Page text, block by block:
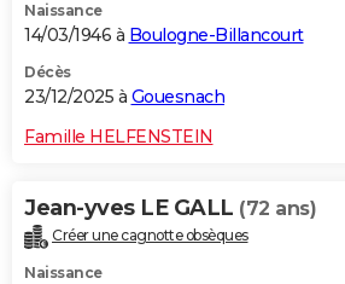
Naissance
14/03/1946 à Boulogne-Billancourt
Décès
23/12/2025 à Gouesnach
Famille HELFENSTEIN
Jean-yves LE GALL (72 ans)
Créer une cagnotte obsèques
Naissance